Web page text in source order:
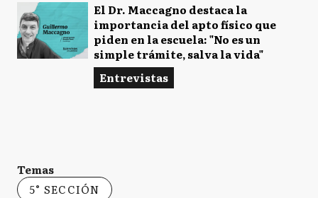
El Dr. Maccagno destaca la
importancia del apto físico que
piden en la escuela: "No es un
simple trámite, salva la vida"
Entrevistas
Temas
5° SECCIÓN